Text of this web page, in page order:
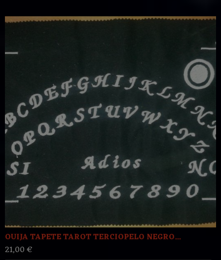
OUIJA TAPETE TAROT TERCIOPELO NEGRO...
21,00 €